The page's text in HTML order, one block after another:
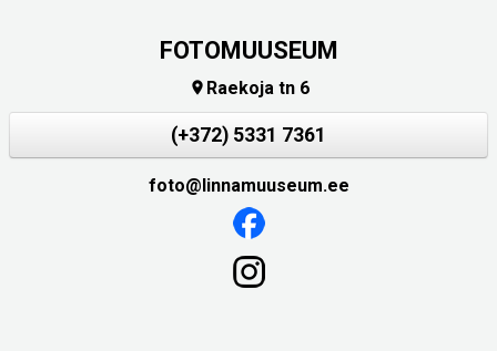
FOTOMUUSEUM
 Raekoja tn 6
(+372) 5331 7361
foto@linnamuuseum.ee